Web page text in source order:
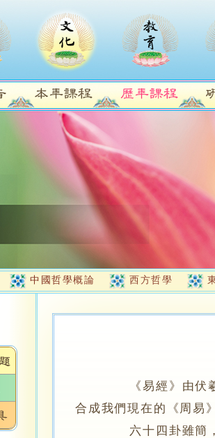
中國哲學概論 西方哲學
《易經》由伏羲
合成我們現在的《周易
六十四卦雖簡，卻包